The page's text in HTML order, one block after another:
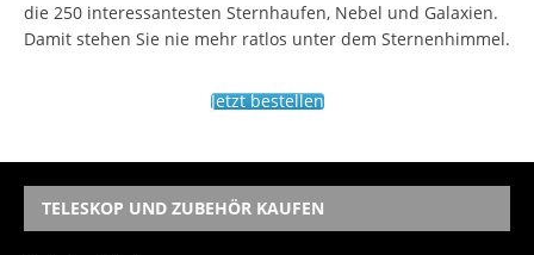
die 250 interessantesten Sternhaufen, Nebel und Galaxien.
Damit stehen Sie nie mehr ratlos unter dem Sternenhimmel.
Jetzt bestellen
TELESKOP UND ZUBEHÖR KAUFEN